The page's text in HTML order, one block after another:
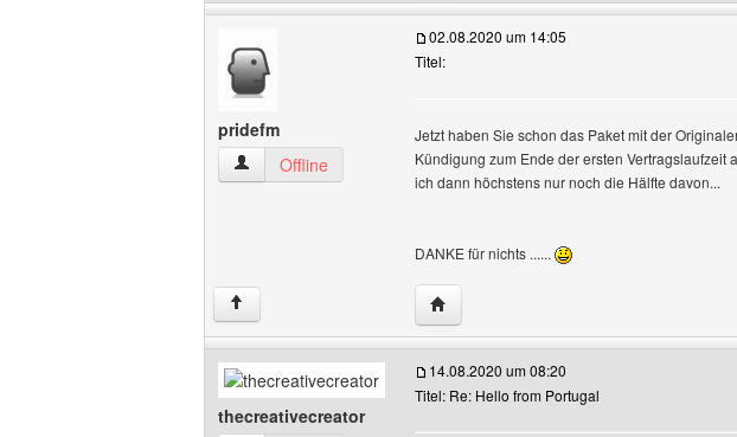
pridefm
pridefm Benutzer-Profile anzeigen
Offline
02.08.2020 um 14:05
Titel:
Jetzt haben Sie schon das Paket mit der
Kündigung zum Ende der ersten
ich dann höchstens nur noch die Hälfte davon...
DANKE für nichts ......
↑ Website dieses Benutzers besuchen:
thecreativecreator
14.08.2020 um 08:20
Titel: Re: Hello from Portugal